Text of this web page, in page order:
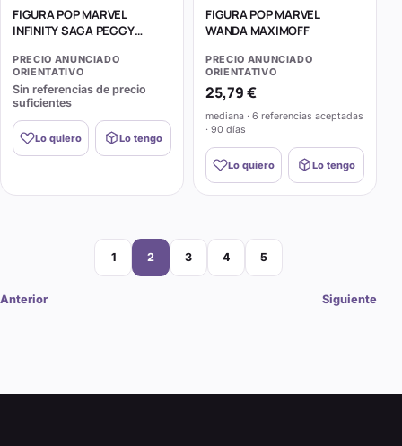
FIGURA POP MARVEL
INFINITY SAGA PEGGY
PRECIO ANUNCIADO
ORIENTATIVO
Sin referencias de precio
suficientes
Lo quiero Lo tengo
FIGURA POP MARVEL
WANDA MAXIMOFF
PRECIO ANUNCIADO
ORIENTATIVO
25,79 €
mediana · 6 referencias aceptadas
· 90 días
Lo quiero Lo tengo
Anterior
Página
1
Página
2
Página
3
Página
4
Página
5
Siguiente